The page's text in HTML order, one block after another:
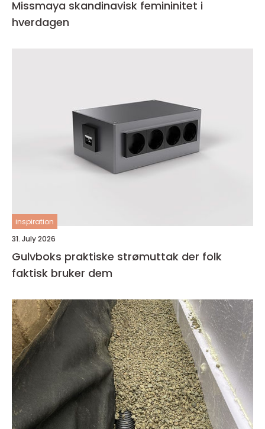
Missmaya skandinavisk femininitet i
hverdagen
inspiration
31. July 2026
Gulvboks praktiske strømuttak der folk
faktisk bruker dem